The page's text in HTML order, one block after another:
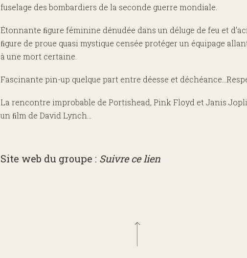
fuselage des bombardiers de la seconde guerre mondiale.
Étonnante ﬁgure féminine dénudée dans un déluge de feu et
ﬁgure de proue quasi mystique censée protéger un équipage
à une mort certaine.
Fascinante pin-up quelque part entre déesse et
La rencontre improbable de Portishead, Pink Floyd et Janis
un ﬁlm de David Lynch…
Site web du groupe : Suivre ce lien